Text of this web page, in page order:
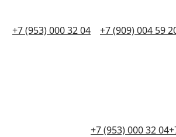
+7 (953) 000 32 04 +7 (909) 004 59
+7 (953) 000 32 04